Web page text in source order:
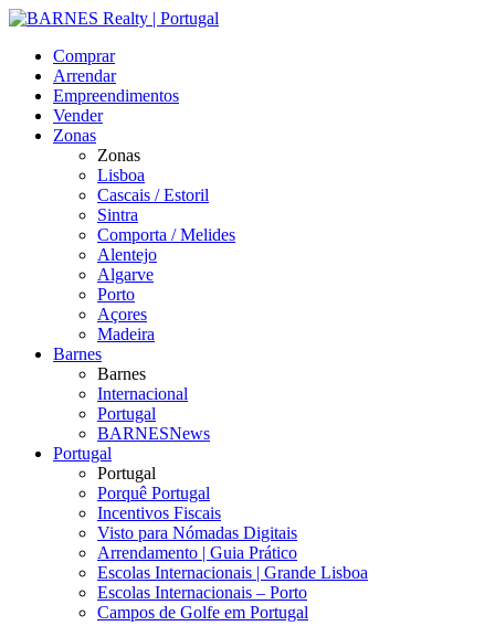
Comprar
Arrendar
Empreendimentos
Vender
Zonas
Zonas
Lisboa
Cascais / Estoril
Sintra
Comporta / Melides
Alentejo
Algarve
Porto
Açores
Madeira
Barnes
Barnes
Internacional
Portugal
BARNESNews
Portugal
Portugal
Porquê Portugal
Incentivos Fiscais
Visto para Nómadas Digitais
Arrendamento | Guia Prático
Escolas Internacionais | Grande Lisboa
Escolas Internacionais – Porto
Campos de Golfe em Portugal